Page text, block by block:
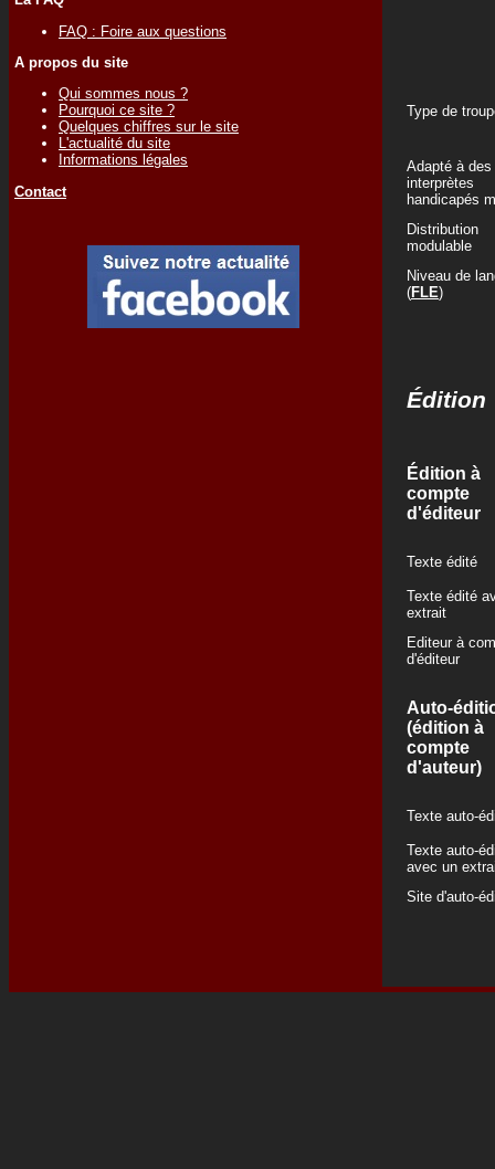
FAQ : Foire aux questions
A propos du site
Qui sommes nous ?
Pourquoi ce site ?
Quelques chiffres sur le site
L'actualité du site
Informations légales
Contact
Type de
Adapté à des
interprètes
handicapés
Distribution
modulable
Niveau de
(FLE)
Édition
Édition à
compte
d'éditeur
Texte édité
Texte édité
extrait
Editeur à
d'éditeur
Auto-
(édition à
compte
d'auteur)
Texte auto-
Texte auto-
avec un
Site d'auto-